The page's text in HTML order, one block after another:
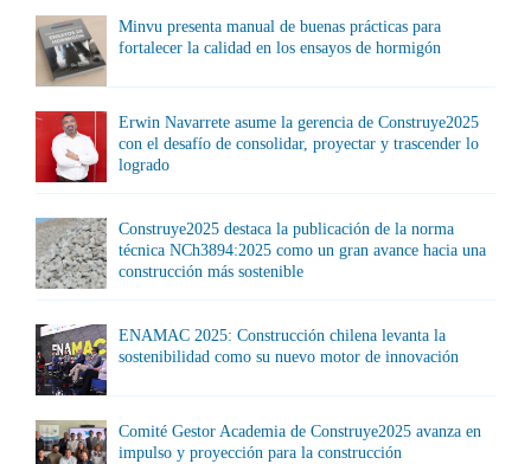
Minvu presenta manual de buenas prácticas para
fortalecer la calidad en los ensayos de hormigón
Erwin Navarrete asume la gerencia de Construye2025
con el desafío de consolidar, proyectar y trascender lo
logrado
Construye2025 destaca la publicación de la norma
técnica NCh3894:2025 como un gran avance hacia una
construcción más sostenible
ENAMAC 2025: Construcción chilena levanta la
sostenibilidad como su nuevo motor de innovación
Comité Gestor Academia de Construye2025 avanza en
impulso y proyección para la construcción